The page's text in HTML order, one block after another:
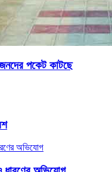
পকেট কাটছে